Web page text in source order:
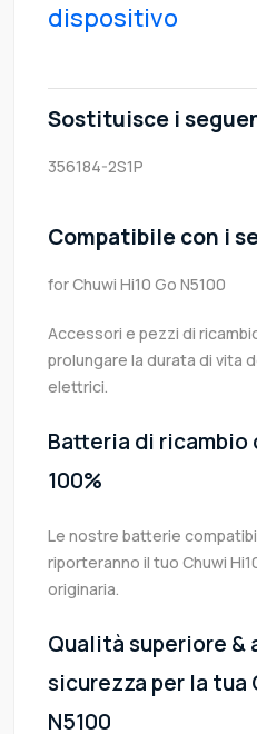
dispositivo
Sostituisce i
356184-2S1P
Compatibile con i
for Chuwi Hi10 Go N5100
Accessori e pezzi di
prolungare la durata di vita
elettrici.
Batteria di
100%
Le nostre batterie
riporteranno il tuo Chuwi
originaria.
Qualità superiore &
sicurezza per la tua
N5100